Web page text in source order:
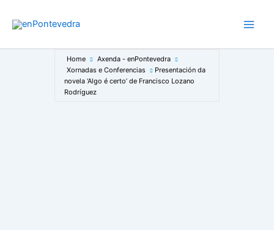
Home
Axenda - enPontevedra
Xornadas e Conferencias
Presentación da
novela ‘Algo é certo’ de Francisco Lozano
Rodríguez